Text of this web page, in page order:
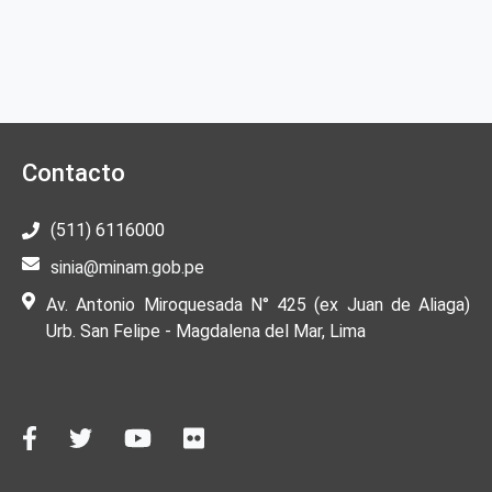
Contacto
(511) 6116000
sinia@minam.gob.pe
Av. Antonio Miroquesada N° 425 (ex Juan de Aliaga)
Urb. San Felipe - Magdalena del Mar, Lima